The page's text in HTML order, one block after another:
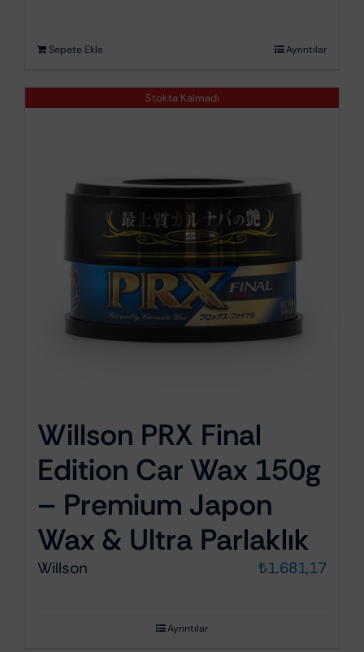
Sepete Ekle Ayrıntılar
Stokta Kalmadı
Willson PRX Final
Edition Car Wax 150g
– Premium Japon
Wax & Ultra Parlaklık
Willson ₺1.681,17
Ayrıntılar